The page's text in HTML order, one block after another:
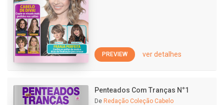
PREVIEW ver detalhes
Penteados Com Tranças N°1
De Redação Coleção Cabelo